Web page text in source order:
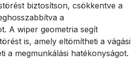
biztosítson, csökkentve a
a
A wiper geometria segít
is, amely eltömítheti a vágási
a megmunkálási hatékonyságot.